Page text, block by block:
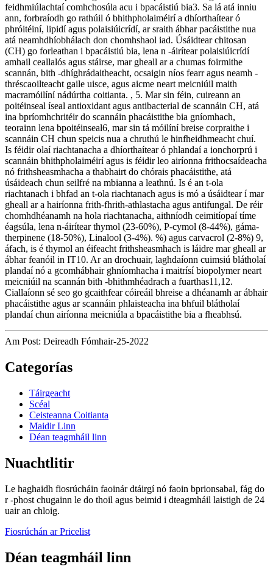
feidhmiúlachtaí comhchosúla acu i bpacáistiú bia3. Sa lá atá inniu
ann, forbraíodh go rathúil ó bhithpholaiméirí a dhíorthaítear ó
phróitéiní, lipidí agus polaisiúicrídí, ar sraith ábhar pacáistithe nua
atá neamhdhíobhálach don chomhshaol iad. Úsáidtear chitosan
(CH) go forleathan i bpacáistiú bia, lena n -áirítear polaisiúicrídí
amhail ceallalós agus stáirse, mar gheall ar a chumas foirmithe
scannán, bith -dhíghrádaitheacht, ocsaigin níos fearr agus neamh -
thréscaoilteacht gaile uisce, agus aicme neart meicniúil maith
macramóilíní nádúrtha coitianta. , 5. Mar sin féin, cuireann an
poitéinseal íseal antioxidant agus antibacterial de scannáin CH, atá
ina bpríomhchritéir do scannáin phacáistithe bia gníomhach,
teorainn lena bpoitéinseal6, mar sin tá móilíní breise corpraithe i
scannáin CH chun speicis nua a chruthú le hinfheidhmeacht chuí.
Is féidir olaí riachtanacha a dhíorthaítear ó phlandaí a ionchorprú i
scannáin bhithpholaiméirí agus is féidir leo airíonna frithocsaídeacha
nó frithsheasmhacha a thabhairt do chórais phacáistithe, atá
úsáideach chun seilfré na mbianna a leathnú. Is é an t-ola
riachtanach i bhfad an t-ola riachtanach agus is mó a úsáidtear í mar
gheall ar a hairíonna frith-fhrith-athlastacha agus antifungal. De réir
chomhdhéanamh na hola riachtanacha, aithníodh ceimitíopaí tíme
éagsúla, lena n-áirítear thymol (23-60%), P-cymol (8-44%), gáma-
therpinene (18-50%), Linalool (3-4%). %) agus carvacrol (2-8%) 9,
áfach, is é thymol an éifeacht frithsheasmhach is láidre mar gheall ar
ábhar feanóil in IT10. Ar an drochuair, laghdaíonn cuimsiú blátholaí
plandaí nó a gcomhábhair ghníomhacha i maitrísí biopolymer neart
meicniúil na scannán bith -bhithmhéadrach a fuarthas11,12.
Ciallaíonn sé seo go gcaithfear cóireáil bhreise a dhéanamh ar ábhair
phacáistithe agus ar scannáin phlaisteacha ina bhfuil blátholaí
plandaí chun airíonna meicniúla a bpacáistithe bia a fheabhsú.
Am Post: Deireadh Fómhair-25-2022
Categorías
Táirgeacht
Scéal
Ceisteanna Coitianta
Maidir Linn
Déan teagmháil linn
Nuachtlitir
Le haghaidh fiosrúcháin faoinár dtáirgí nó faoin bprionsabal, fág do
r -phost chugainn le do thoil agus beimid i dteagmháil laistigh de 24
uair an chloig.
Fiosrúchán ar Pricelist
Déan teagmháil linn